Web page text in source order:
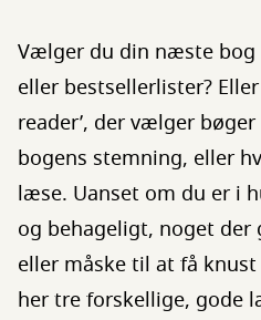
Vælger du din næste
eller bestsellerlister?
reader’, der vælger
bogens stemning, eller
læse. Uanset om du er i
og behageligt, noget
eller måske til at få
her tre forskellige, gode